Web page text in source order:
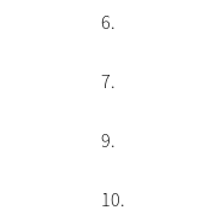
6
7
9
10